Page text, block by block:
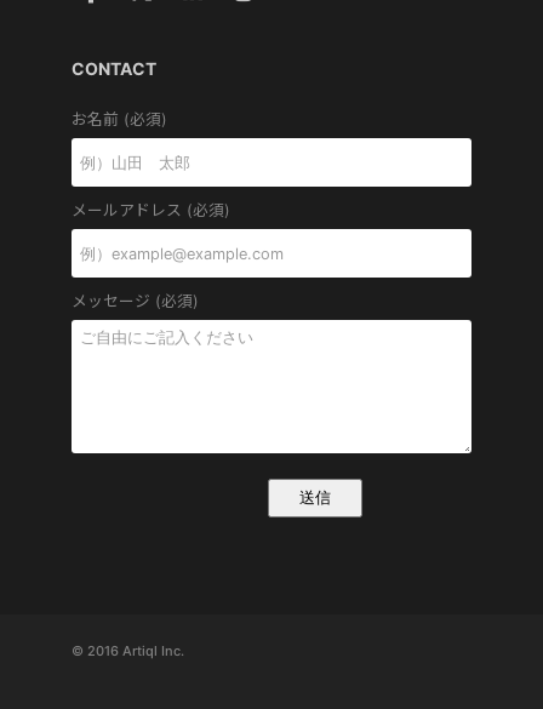
CONTACT
お名前 (必須)
メールアドレス (必須)
メッセージ (必須)
© 2016 Artiql Inc.